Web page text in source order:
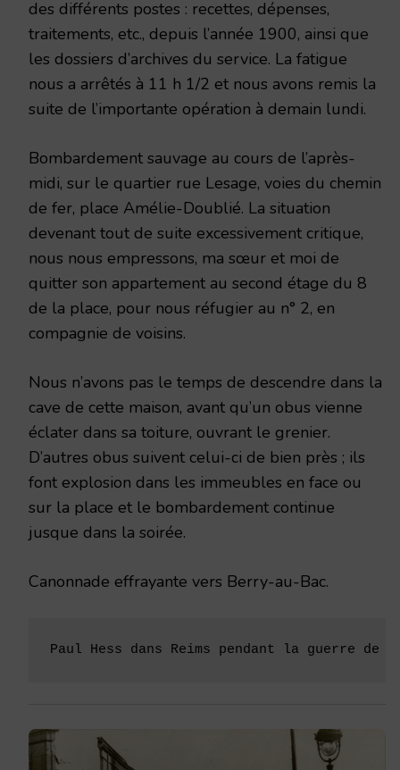
des différents postes : recettes, dépenses,
traitements, etc., depuis l’année 1900, ainsi que
les dossiers d’archives du service. La fatigue
nous a arrêtés à 11 h 1/2 et nous avons remis la
suite de l’importante opération à demain lundi.
Bombardement sauvage au cours de l’après-
midi, sur le quartier rue Lesage, voies du chemin
de fer, place Amélie-Doublié. La situation
devenant tout de suite excessivement critique,
nous nous empressons, ma sœur et moi de
quitter son appartement au second étage du 8
de la place, pour nous réfugier au n° 2, en
compagnie de voisins.
Nous n’avons pas le temps de descendre dans la
cave de cette maison, avant qu’un obus vienne
éclater dans sa toiture, ou­vrant le grenier.
D’autres obus suivent celui-ci de bien près ; ils
font explosion dans les immeubles en face ou
sur la place et le bombardement continue
jusque dans la soirée.
Canonnade effrayante vers Berry-au-Bac.
Paul Hess dans Reims pendant la guerre de